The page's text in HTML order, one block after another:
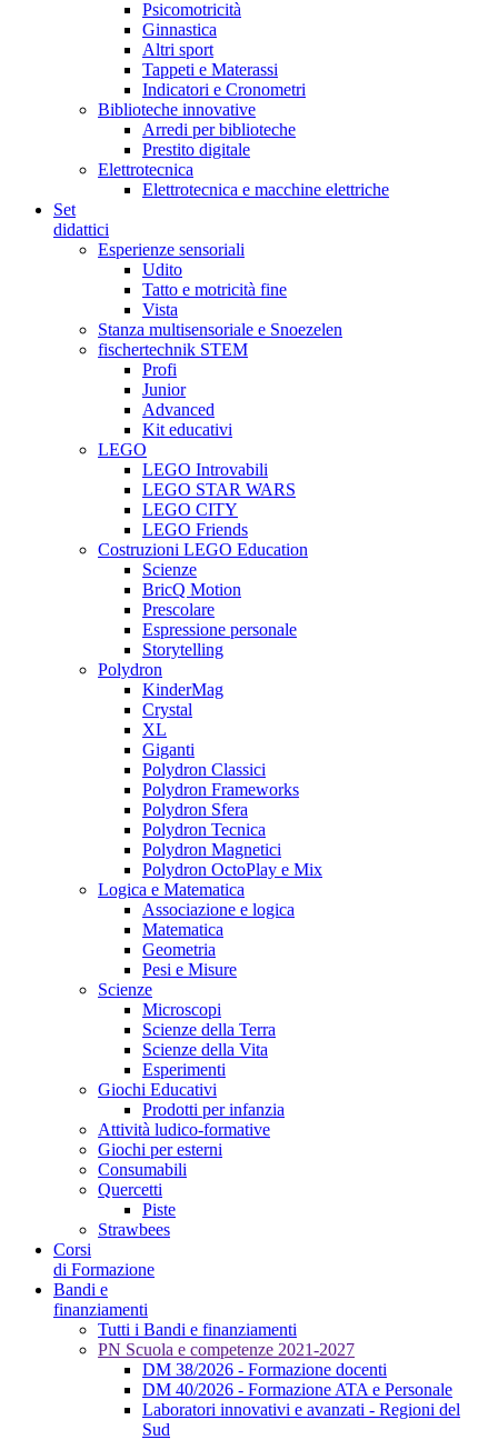
Psicomotricità
Ginnastica
Altri sport
Tappeti e Materassi
Indicatori e Cronometri
Biblioteche innovative
Arredi per biblioteche
Prestito digitale
Elettrotecnica
Elettrotecnica e macchine elettriche
Set
didattici
Esperienze sensoriali
Udito
Tatto e motricità fine
Vista
Stanza multisensoriale e Snoezelen
fischertechnik STEM
Profi
Junior
Advanced
Kit educativi
LEGO
LEGO Introvabili
LEGO STAR WARS
LEGO CITY
LEGO Friends
Costruzioni LEGO Education
Scienze
BricQ Motion
Prescolare
Espressione personale
Storytelling
Polydron
KinderMag
Crystal
XL
Giganti
Polydron Classici
Polydron Frameworks
Polydron Sfera
Polydron Tecnica
Polydron Magnetici
Polydron OctoPlay e Mix
Logica e Matematica
Associazione e logica
Matematica
Geometria
Pesi e Misure
Scienze
Microscopi
Scienze della Terra
Scienze della Vita
Esperimenti
Giochi Educativi
Prodotti per infanzia
Attività ludico-formative
Giochi per esterni
Consumabili
Quercetti
Piste
Strawbees
Corsi
di Formazione
Bandi e
finanziamenti
Tutti i Bandi e finanziamenti
PN Scuola e competenze 2021-2027
DM 38/2026 - Formazione docenti
DM 40/2026 - Formazione ATA e Personale
Laboratori innovativi e avanzati - Regioni del
Sud